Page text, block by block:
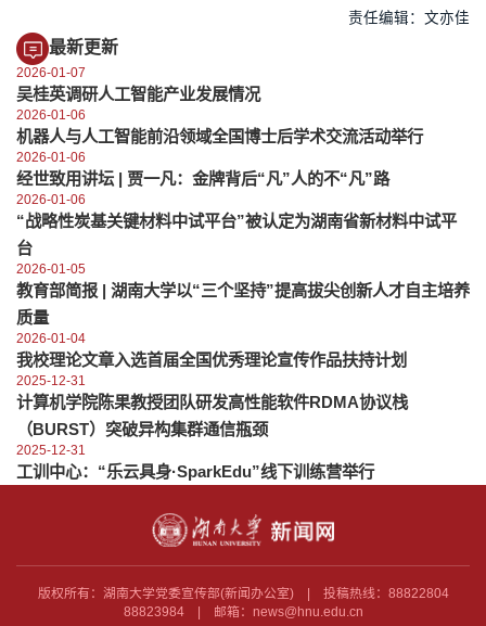
责任编辑：文亦佳
最新更新
2026-01-07
吴桂英调研人工智能产业发展情况
2026-01-06
机器人与人工智能前沿领域全国博士后学术交流活动举行
2026-01-06
经世致用讲坛 | 贾一凡：金牌背后“凡”人的不“凡”路
2026-01-06
“战略性炭基关键材料中试平台”被认定为湖南省新材料中试平
台
2026-01-05
教育部简报 | 湖南大学以“三个坚持”提高拔尖创新人才自主培养
质量
2026-01-04
我校理论文章入选首届全国优秀理论宣传作品扶持计划
2025-12-31
计算机学院陈果教授团队研发高性能软件RDMA协议栈
（BURST）突破异构集群通信瓶颈
2025-12-31
工训中心：“乐云具身·SparkEdu”线下训练营举行
版权所有：湖南大学党委宣传部(新闻办公室) | 投稿热线：88822804
88823984 | 邮箱：news@hnu.edu.cn